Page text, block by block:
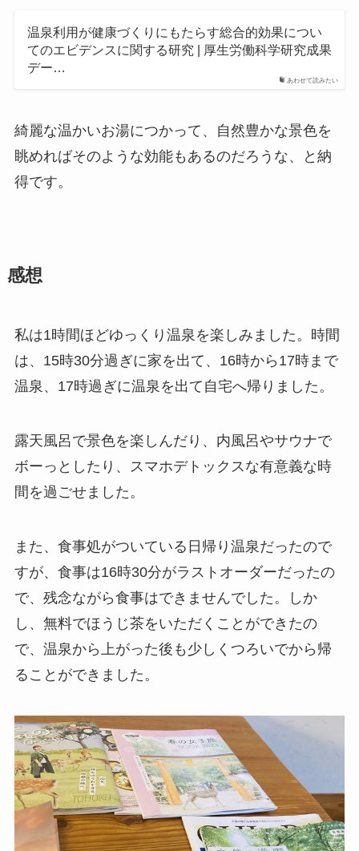
あわせて読みたい
温泉利用が健康づくりにもたらす総合的効果につい
てのエビデンスに関する研究 | 厚生労働科学研究成果
デー…
綺麗な温かいお湯につかって、自然豊かな景色を
眺めればそのような効能もあるのだろうな、と納
得です。
感想
私は1時間ほどゆっくり温泉を楽しみました。時間
は、15時30分過ぎに家を出て、16時から17時まで
温泉、17時過ぎに温泉を出て自宅へ帰りました。
露天風呂で景色を楽しんだり、内風呂やサウナで
ボーっとしたり、スマホデトックスな有意義な時
間を過ごせました。
また、食事処がついている日帰り温泉だったので
すが、食事は16時30分がラストオーダーだったの
で、残念ながら食事はできませんでした。しか
し、無料でほうじ茶をいただくことができたの
で、温泉から上がった後も少しくつろいでから帰
ることができました。